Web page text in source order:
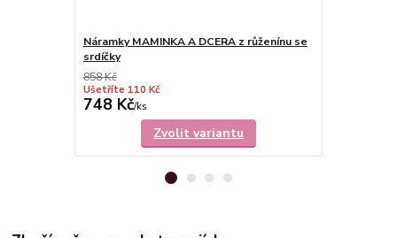
Náramky MAMINKA A DCERA z růženínu se
srdíčky
858 Kč
Ušetříte 110 Kč
748 Kč/ks
Zvolit variantu